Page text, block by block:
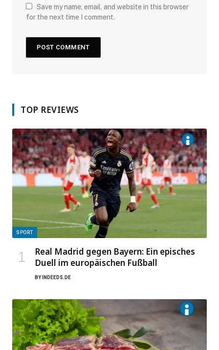
Save my name, email, and website in this browser
for the next time I comment.
TOP REVIEWS
SPORT
Real Madrid gegen Bayern: Ein episches
Duell im europäischen Fußball
BY INDEEDS.DE